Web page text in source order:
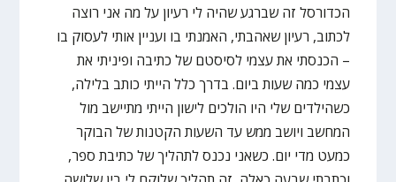
הכדורסל זה שברגע שהיה לי רעיון על מה אני רוצה
לכתוב, רעיון שאהבתי, האמנתי בו ועניין אותי לעסוק בו
– הכנסתי את עצמי לסיסטם של כתיבה ופיניתי את
עצמי כמה שעות ביום. בדרך כלל הייתי כותב בלילה,
כשהילדים שלי היו הולכים לישון הייתי מתיישב מול
המחשב ויושב ממש עד השעות הקטנות של הבוקר
כמעט מדי יום. כשאני נכנס לתהליך של כתיבת ספר,